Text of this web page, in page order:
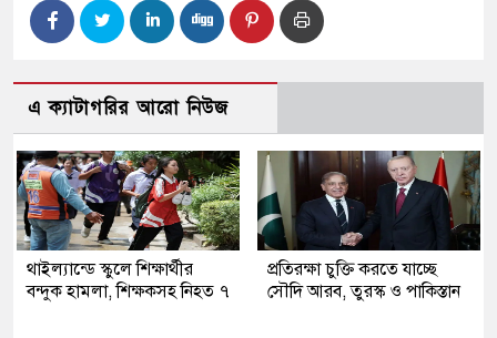
এ ক্যাটাগরির আরো নিউজ
থাইল্যান্ডে স্কুলে শিক্ষার্থীর
বন্দুক হামলা, শিক্ষকসহ নিহত ৭
প্রতিরক্ষা চুক্তি করতে যাচ্ছে
সৌদি আরব, তুরস্ক ও পাকিস্তান